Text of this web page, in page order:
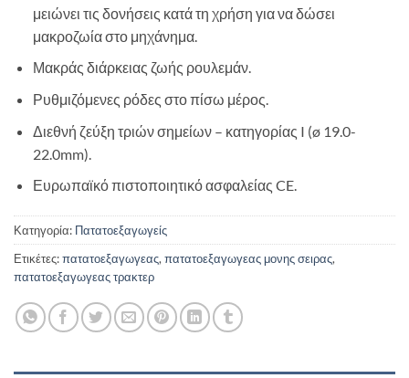
μειώνει τις δονήσεις κατά τη χρήση για να δώσει
μακροζωία στο μηχάνημα.
Μακράς διάρκειας ζωής ρουλεμάν.
Ρυθμιζόμενες ρόδες στο πίσω μέρος.
Διεθνή ζεύξη τριών σημείων – κατηγορίας I (ø 19.0-
22.0mm).
Ευρωπαϊκό πιστοποιητικό ασφαλείας CE.
Κατηγορία: Πατατοεξαγωγείς
Ετικέτες:πατατοεξαγωγεας, πατατοεξαγωγεας μονης σειρας,
πατατοεξαγωγεας τρακτερ